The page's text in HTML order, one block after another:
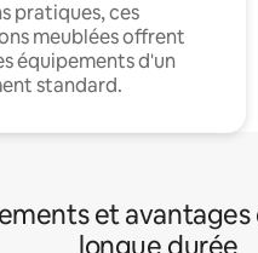
pratiques, ces
meublées offrent
équipements d'un
standard.
et avantages
longue durée